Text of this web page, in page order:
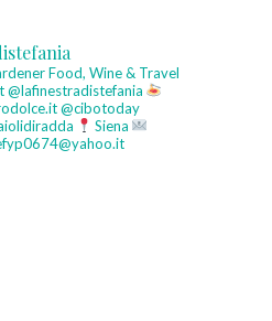
Food, Wine & Travel
@lafinestradistefania
@cibotoday
Siena